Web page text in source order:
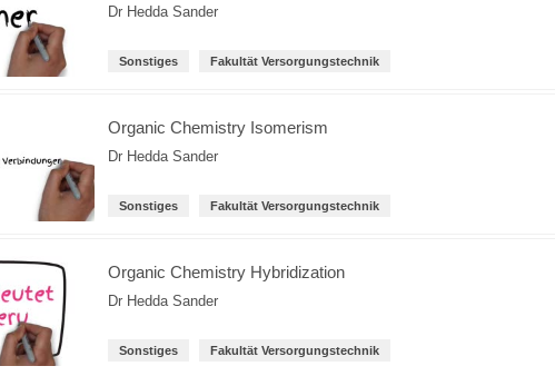
Dr Hedda Sander
Sonstiges Fakultät Versorgungstechnik
Organic Chemistry Isomerism
Dr Hedda Sander
Sonstiges Fakultät Versorgungstechnik
Organic Chemistry Hybridization
Dr Hedda Sander
Sonstiges Fakultät Versorgungstechnik